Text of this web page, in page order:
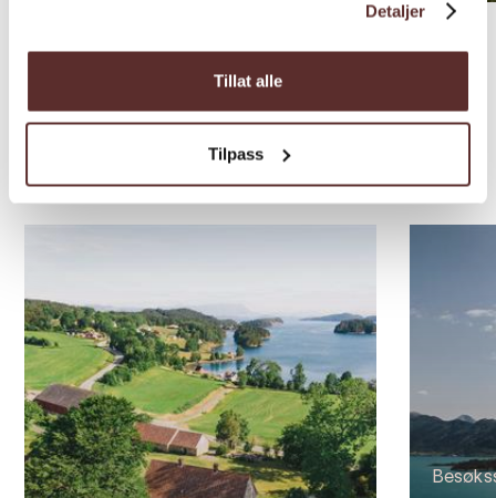
Detaljer
Tillat alle
Tilpass
Andre opplevingar